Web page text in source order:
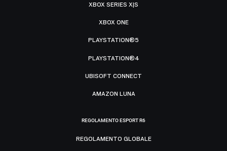
XBOX SERIES X|S
XBOX ONE
PLAYSTATION®5
PLAYSTATION®4
UBISOFT CONNECT
AMAZON LUNA
REGOLAMENTO ESPORT R6
REGOLAMENTO GLOBALE